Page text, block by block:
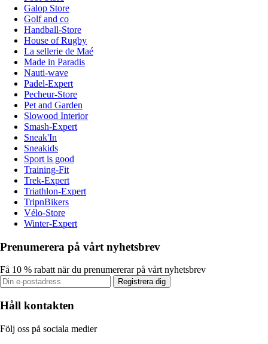
Galop Store
Golf and co
Handball-Store
House of Rugby
La sellerie de Maé
Made in Paradis
Nauti-wave
Padel-Expert
Pecheur-Store
Pet and Garden
Slowood Interior
Smash-Expert
Sneak'In
Sneakids
Sport is good
Training-Fit
Trek-Expert
Triathlon-Expert
TripnBikers
Vélo-Store
Winter-Expert
Prenumerera på vårt nyhetsbrev
Få 10 % rabatt när du prenumererar på vårt nyhetsbrev
Registrera dig
Håll kontakten
Följ oss på sociala medier